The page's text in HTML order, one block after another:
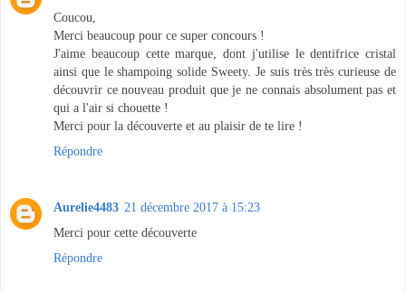
Coucou,
Merci beaucoup pour ce super concours !
J'aime beaucoup cette marque, dont j'utilise le dentifrice cristal
ainsi que le shampoing solide Sweety. Je suis très très curieuse de
découvrir ce nouveau produit que je ne connais absolument pas et
qui a l'air si chouette !
Merci pour la découverte et au plaisir de te lire !
Répondre
Aurelie4483 21 décembre 2017 à 15:23
Merci pour cette découverte
Répondre